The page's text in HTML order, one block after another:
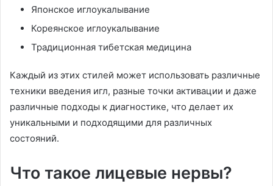
Японское иглоукалывание
Кореянское иглоукалывание
Традиционная тибетская медицина
Каждый из этих стилей может использовать различные
техники введения игл, разные точки активации и даже
различные подходы к диагностике, что делает их
уникальными и подходящими для различных
состояний.
Что такое лицевые нервы?